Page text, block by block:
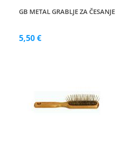
GB METAL GRABLJE ZA ČESANJE
5,50 €